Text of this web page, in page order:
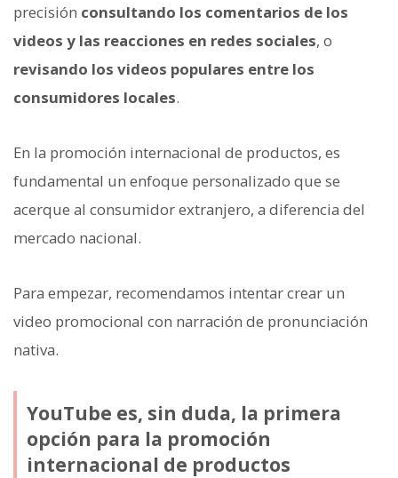
precisión consultando los comentarios de los
videos y las reacciones en redes sociales, o
revisando los videos populares entre los
consumidores locales.
En la promoción internacional de productos, es
fundamental un enfoque personalizado que se
acerque al consumidor extranjero, a diferencia del
mercado nacional.
Para empezar, recomendamos intentar crear un
video promocional con narración de pronunciación
nativa.
YouTube es, sin duda, la primera
opción para la promoción
internacional de productos